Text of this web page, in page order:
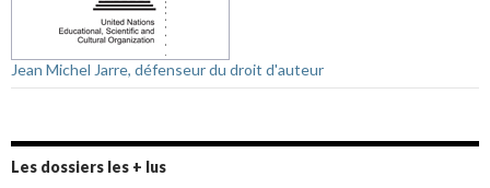
Jean Michel Jarre, défenseur du droit d'auteur
Les dossiers les + lus